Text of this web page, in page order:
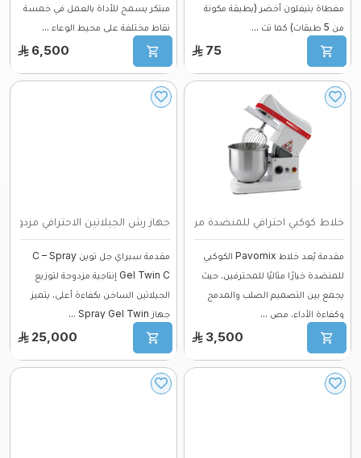
مغطاة بتيفلون أخضر (بطبقة مكونة
من 5 طبقات) كما تت ...
75
مبتكر يسمح للأداة بالعمل في خمسة
نقاط مختلفة على محيط الوعاء ...
6,500
خلاط كوكبي احترافي للمنضدة من Pavomix – ...
مقدمة يُعد خلاط Pavomix الكوكبي
للمنضدة خيارًا مثاليًا للمحترفين، حيث
يجمع بين التصميم الصلب والمدمج
وكفاءة الأداء. مص ...
3,500
جهاز رش الجيلاتين الاحترافي مزدوج
مقدمة سبراي جل توين C – Spray
Gel Twin C إنتاجية مزدوجة لتوزيع
الجيلاتين الساخن بكفاءة أعلى. يتميز
جهاز Spray Gel Twin ...
25,000